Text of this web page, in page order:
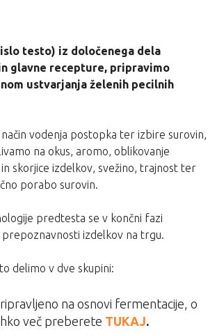
testo) iz določenega dela
glavne recepture, pripravimo
ustvarjanja želenih pecilnih
vodenja postopka ter izbire surovin,
na okus, aromo, oblikovanje
skorjice izdelkov, svežino, trajnost ter
porabo surovin.
predtesta se v končni fazi
izdelkov na trgu.
delimo v dve skupini:
na osnovi fermentacije, o
več preberete TUKAJ.